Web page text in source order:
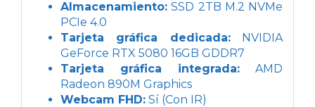
Almacenamiento: SSD 2TB M.2 NVMe
PCIe 4.0
Tarjeta gráfica dedicada:NVIDIA
GeForce RTX 5080 16GB GDDR7
Tarjeta gráfica integrada: AMD
Radeon 890M Graphics
Webcam FHD: Sí (Con IR)